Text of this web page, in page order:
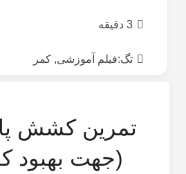
3 دقیقه
تگ:فیلم آموزشی,کمر
تمرین کشش
(جهت بهبود